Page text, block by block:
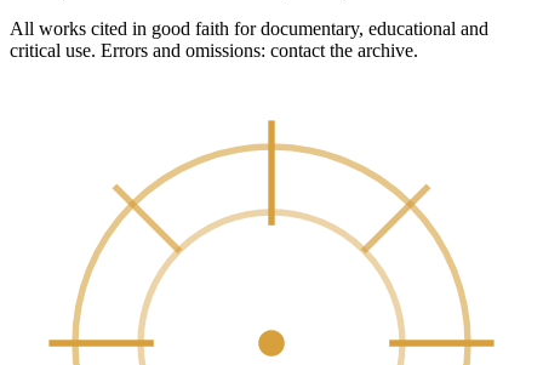
All works cited in good faith for documentary, educational and
critical use. Errors and omissions: contact the archive.